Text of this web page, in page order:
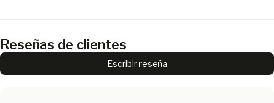
Reseñas de clientes
Escribir reseña